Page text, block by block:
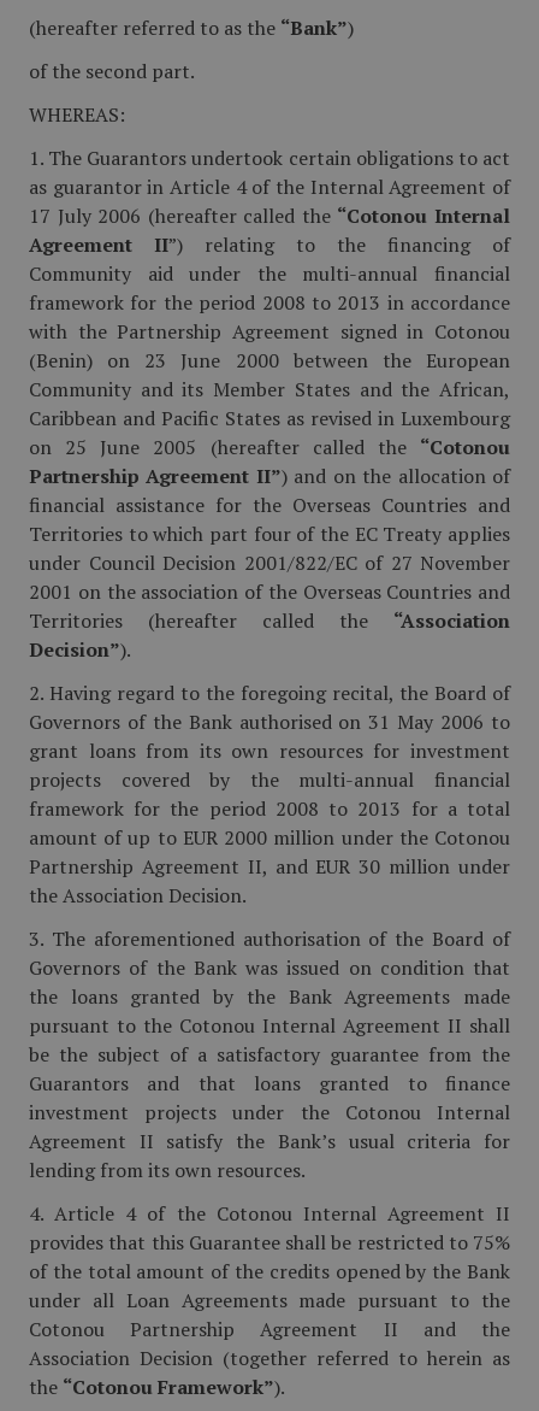
(hereafter referred to as the “Bank”)
of the second part.
WHEREAS:
1. The Guarantors undertook certain obligations to act
as guarantor in Article 4 of the Internal Agreement of
17 July 2006 (hereafter called the “Cotonou Internal
Agreement II”) relating to the financing of
Community aid under the multi-annual financial
framework for the period 2008 to 2013 in accordance
with the Partnership Agreement signed in Cotonou
(Benin) on 23 June 2000 between the European
Community and its Member States and the African,
Caribbean and Pacific States as revised in Luxembourg
on 25 June 2005 (hereafter called the “Cotonou
Partner­ship Agreement II”) and on the allocation of
financial assistance for the Overseas Countries and
Territories to which part four of the EC Treaty applies
under Council Decision 2001/822/EC of 27 November
2001 on the association of the Overseas Countries and
Territories (hereafter called the “Association
Decision”).
2. Having regard to the foregoing recital, the Board of
Governors of the Bank authorised on 31 May 2006 to
grant loans from its own resources for investment
projects covered by the multi-annual financial
framework for the period 2008 to 2013 for a total
amount of up to EUR 2000 million under the Cotonou
Partnership Agreement II, and EUR 30 million under
the Association Decision.
3. The aforementioned authorisation of the Board of
Governors of the Bank was issued on condition that
the loans granted by the Bank Agreements made
pursuant to the Cotonou Internal Agreement II shall
be the subject of a satisfactory guarantee from the
Guarantors and that loans granted to finance
investment projects under the Cotonou Internal
Agreement II satisfy the Bank’s usual criteria for
lending from its own resources.
4. Article 4 of the Cotonou Internal Agreement II
provides that this Guarantee shall be restricted to 75%
of the total amount of the credits opened by the Bank
under all Loan Agreements made pursuant to the
Cotonou Partnership Agreement II and the
Association Decision (together referred to herein as
the “Cotonou Framework”).